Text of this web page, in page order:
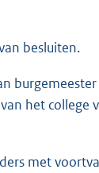
besluiten.
het college
met